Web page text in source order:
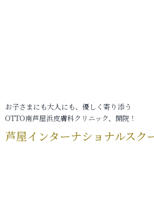
お子さまにも大人にも、優しく寄り添う
OTTO南芦屋浜皮膚科クリニック、開院！
芦屋インターナショナルスク